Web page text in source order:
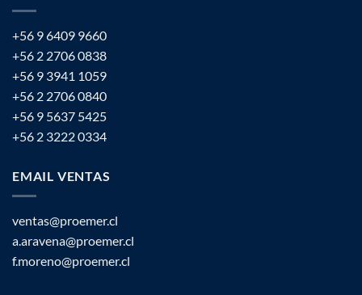
+56 9 6409 9660
+56 2 2706 0838
+56 9 3941 1059
+56 2 2706 0840
+56 9 5637 5425
+56 2 3222 0334
EMAIL VENTAS
ventas@proemer.cl
a.aravena@proemer.cl
f.moreno@proemer.cl